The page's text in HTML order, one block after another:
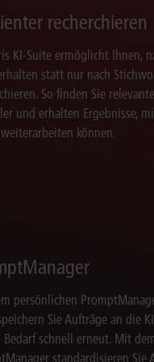
recherchieren
KI-Suite ermöglicht Ihnen,
statt nur nach
So finden Sie
und erhalten Ergebnisse,
können.
persönlichen
Sie Aufträge an die
Bedarf schnell erneut. Mit
standardisieren Sie